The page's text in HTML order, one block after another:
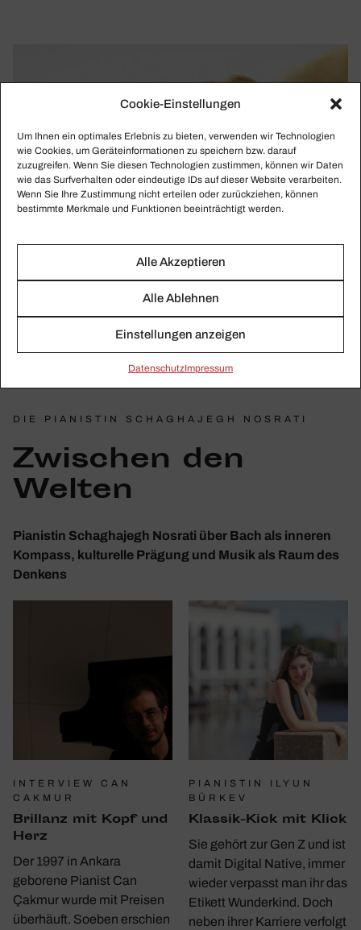
Cookie-Einstellungen
Um Ihnen ein optimales Erlebnis zu bieten, verwenden wir Technologien
wie Cookies, um Geräteinformationen zu speichern bzw. darauf
zuzugreifen. Wenn Sie diesen Technologien zustimmen, können wir Daten
wie das Surfverhalten oder eindeutige IDs auf dieser Website verarbeiten.
Wenn Sie Ihre Zustimmung nicht erteilen oder zurückziehen, können
bestimmte Merkmale und Funktionen beeinträchtigt werden.
Alle Akzeptieren
Alle Ablehnen
Einstellungen anzeigen
Daten­schutzImpressum
DIE PIANISTIN SCHAGHAJEGH NOSRATI
Zwischen den
Welten
Pianistin Schaghajegh Nosrati über Bach als inneren
Kompass, kulturelle Prägung und Musik als Raum des
Denkens
INTERVIEW CAN
CAKMUR
Bril­lanz mit Kopf und
Herz
Der 1997 in Ankara
geborene Pianist Can
Çakmur wurde mit Preisen
überhäuft. Soeben erschien
PIANISTIN ILYUN
BÜRKEV
Klassik-Kick mit Klick
Sie gehört zur Gen Z und ist
damit Digital Native, immer
wieder verpasst man ihr das
Etikett Wunderkind. Doch
neben ihrer Karriere verfolgt